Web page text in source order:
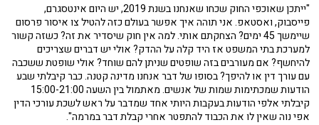
"ייתכן שאוכפי החוק שכחו שאנחנו בשנת 2019, יש היום אינטסגרם,
פייסבוק, ואסטאפ. אני תוהה איך אפשר בעולם כזה להטיל צו איסור פרסום
שיימשך 45 ימים? הצחקתם אותי. למה אין חוק שיסדיר את זה? כשזה קשור
למערכת בתי המשפט אז היד קלה על ההדק? אולי יש דברים שצריכים
להיחשף? אם מעורבים בזה שופטים שניתן להם שוחד? אולי שופטת ששכבה
עם עורך דין או להיפך? בסופו של דבר אנחנו מדינה קטנה. כבר קיבלתי שבע
הודעות שמכתימות שמות של אנשים. מאתמול בין השעה 15:00-21:00
קיבלתי אלפי הודעות בעקבות היותי אחד שמדבר על ראש לשכת עורכי הדין
אפי נוה שאין לו את הכבוד להתפטר אחרי קבלת דבר במרמה".